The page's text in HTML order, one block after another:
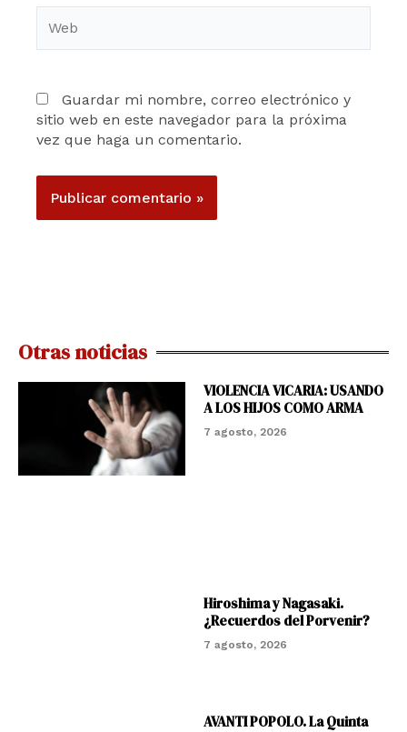
Guardar mi nombre, correo electrónico y
sitio web en este navegador para la próxima
vez que haga un comentario.
Otras noticias
VIOLENCIA VICARIA: USANDO
A LOS HIJOS COMO ARMA
7 agosto, 2026
Hiroshima y Nagasaki.
¿Recuerdos del Porvenir?
7 agosto, 2026
AVANTI POPOLO. La Quinta